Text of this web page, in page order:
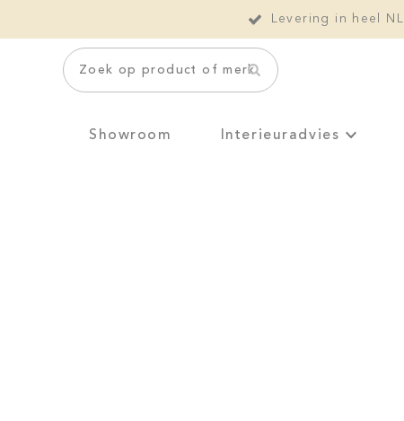
Levering in heel NL
Zoek op product of merk
Showroom Interieuradvies